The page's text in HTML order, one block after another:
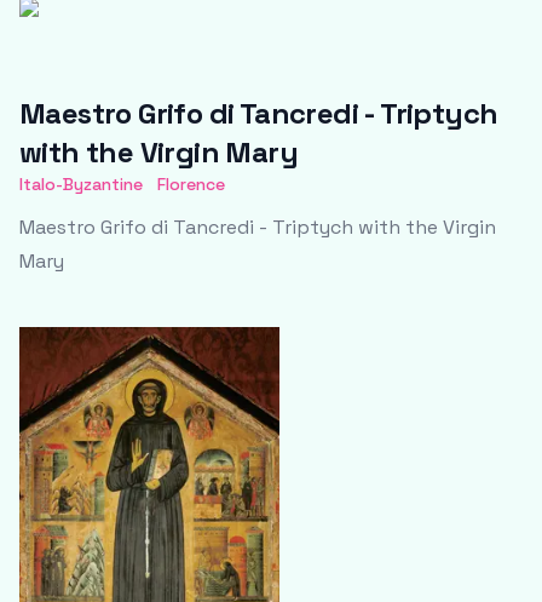
Maestro Grifo di Tancredi - Triptych
with the Virgin Mary
Italo-Byzantine Florence
Maestro Grifo di Tancredi - Triptych with the Virgin
Mary